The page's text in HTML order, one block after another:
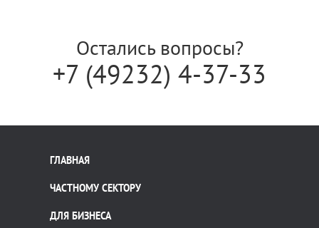
Остались вопросы?
+7 (49232) 4-37-33
ГЛАВНАЯ
ЧАСТНОМУ СЕКТОРУ
ДЛЯ БИЗНЕСА